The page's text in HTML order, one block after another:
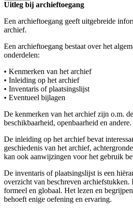
Uitleg bij archieftoegang
Een archieftoegang geeft uitgebreide
archief.
Een archieftoegang bestaat over het
onderdelen:
• Kenmerken van het archief
• Inleiding op het archief
• Inventaris of plaatsingslijst
• Eventueel bijlagen
De kenmerken van het archief zijn o.m.
beschikbaarheid, openbaarheid en andere.
De inleiding op het archief bevat
geschiedenis van het archief,
kan ook aanwijzingen voor het gebruik
De inventaris of plaatsingslijst is een
overzicht van beschreven
formeel en globaal. Het lezen en
behoeft enige oefening en ervaring.